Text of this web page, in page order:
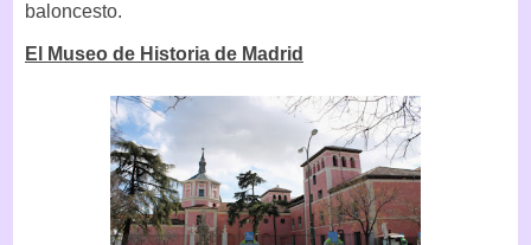
baloncesto.
El Museo de Historia de Madrid